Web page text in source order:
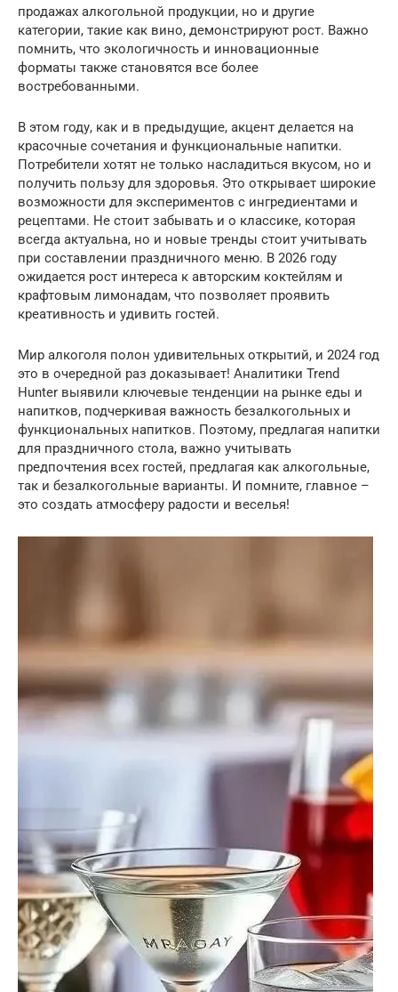
продажах алкогольной продукции, но и другие
категории, такие как вино, демонстрируют рост. Важно
помнить, что экологичность и инновационные
форматы также становятся все более
востребованными.
В этом году, как и в предыдущие, акцент делается на
красочные сочетания и функциональные напитки.
Потребители хотят не только насладиться вкусом, но и
получить пользу для здоровья. Это открывает широкие
возможности для экспериментов с ингредиентами и
рецептами. Не стоит забывать и о классике, которая
всегда актуальна, но и новые тренды стоит учитывать
при составлении праздничного меню. В 2026 году
ожидается рост интереса к авторским коктейлям и
крафтовым лимонадам, что позволяет проявить
креативность и удивить гостей.
Мир алкоголя полон удивительных открытий, и 2024 год
это в очередной раз доказывает! Аналитики Trend
Hunter выявили ключевые тенденции на рынке еды и
напитков, подчеркивая важность безалкогольных и
функциональных напитков. Поэтому, предлагая напитки
для праздничного стола, важно учитывать
предпочтения всех гостей, предлагая как алкогольные,
так и безалкогольные варианты. И помните, главное –
это создать атмосферу радости и веселья!